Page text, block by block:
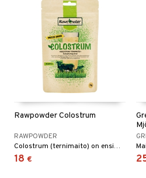
Rawpowder Colostrum
RAWPOWDER
Colostrum (ternimaito) on ensimmäinen maito, jonka lehmä tuottaa poikimisen jälkeen.
18 €